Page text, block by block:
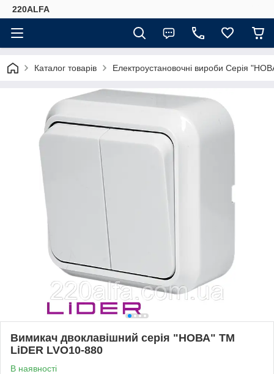
220ALFA
Каталог товарів Електроустановочні вироби Серія
Вимикач двоклавішний серія "НОВА" TM
LiDER LVO10-880
В наявності